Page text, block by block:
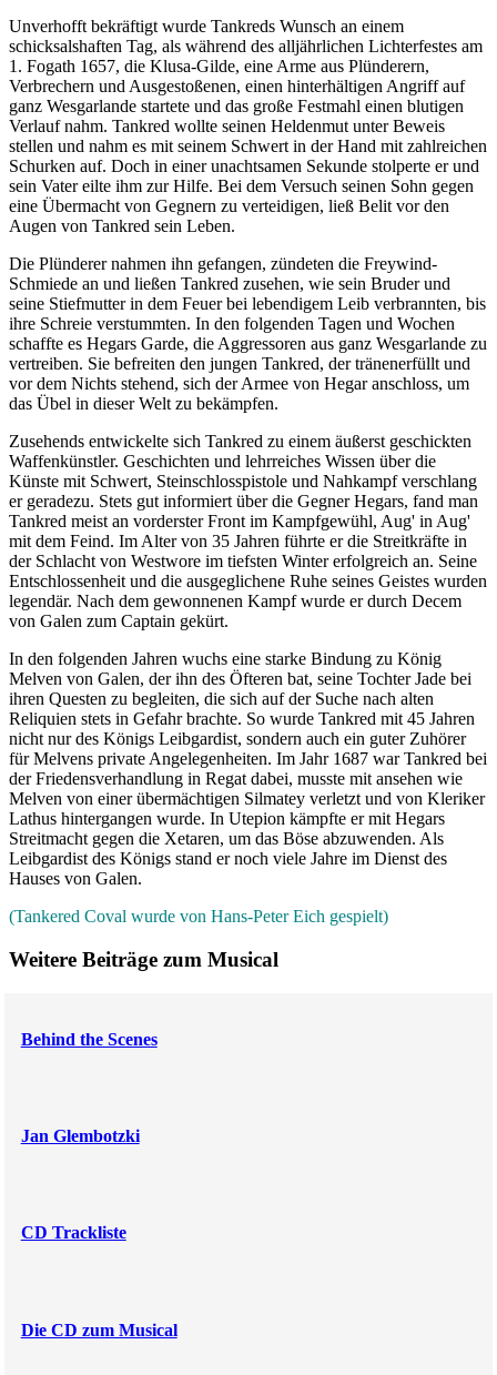
Unverhofft bekräftigt wurde Tankreds Wunsch an einem
schicksalshaften Tag, als während des alljährlichen Lichterfestes am
1. Fogath 1657, die Klusa-Gilde, eine Arme aus Plünderern,
Verbrechern und Ausgestoßenen, einen hinterhältigen Angriff auf
ganz Wesgarlande startete und das große Festmahl einen blutigen
Verlauf nahm. Tankred wollte seinen Heldenmut unter Beweis
stellen und nahm es mit seinem Schwert in der Hand mit zahlreichen
Schurken auf. Doch in einer unachtsamen Sekunde stolperte er und
sein Vater eilte ihm zur Hilfe. Bei dem Versuch seinen Sohn gegen
eine Übermacht von Gegnern zu verteidigen, ließ Belit vor den
Augen von Tankred sein Leben.
Die Plünderer nahmen ihn gefangen, zündeten die Freywind-
Schmiede an und ließen Tankred zusehen, wie sein Bruder und
seine Stiefmutter in dem Feuer bei lebendigem Leib verbrannten, bis
ihre Schreie verstummten. In den folgenden Tagen und Wochen
schaffte es Hegars Garde, die Aggressoren aus ganz Wesgarlande zu
vertreiben. Sie befreiten den jungen Tankred, der tränenerfüllt und
vor dem Nichts stehend, sich der Armee von Hegar anschloss, um
das Übel in dieser Welt zu bekämpfen.
Zusehends entwickelte sich Tankred zu einem äußerst geschickten
Waffenkünstler. Geschichten und lehrreiches Wissen über die
Künste mit Schwert, Steinschlosspistole und Nahkampf verschlang
er geradezu. Stets gut informiert über die Gegner Hegars, fand man
Tankred meist an vorderster Front im Kampfgewühl, Aug' in Aug'
mit dem Feind. Im Alter von 35 Jahren führte er die Streitkräfte in
der Schlacht von Westwore im tiefsten Winter erfolgreich an. Seine
Entschlossenheit und die ausgeglichene Ruhe seines Geistes wurden
legendär. Nach dem gewonnenen Kampf wurde er durch Decem
von Galen zum Captain gekürt.
In den folgenden Jahren wuchs eine starke Bindung zu König
Melven von Galen, der ihn des Öfteren bat, seine Tochter Jade bei
ihren Questen zu begleiten, die sich auf der Suche nach alten
Reliquien stets in Gefahr brachte. So wurde Tankred mit 45 Jahren
nicht nur des Königs Leibgardist, sondern auch ein guter Zuhörer
für Melvens private Angelegenheiten. Im Jahr 1687 war Tankred bei
der Friedensverhandlung in Regat dabei, musste mit ansehen wie
Melven von einer übermächtigen Silmatey verletzt und von Kleriker
Lathus hintergangen wurde. In Utepion kämpfte er mit Hegars
Streitmacht gegen die Xetaren, um das Böse abzuwenden. Als
Leibgardist des Königs stand er noch viele Jahre im Dienst des
Hauses von Galen.
(Tankered Coval wurde von Hans-Peter Eich gespielt)
Weitere Beiträge zum Musical
Behind the Scenes
Jan Glembotzki
CD Trackliste
Die CD zum Musical